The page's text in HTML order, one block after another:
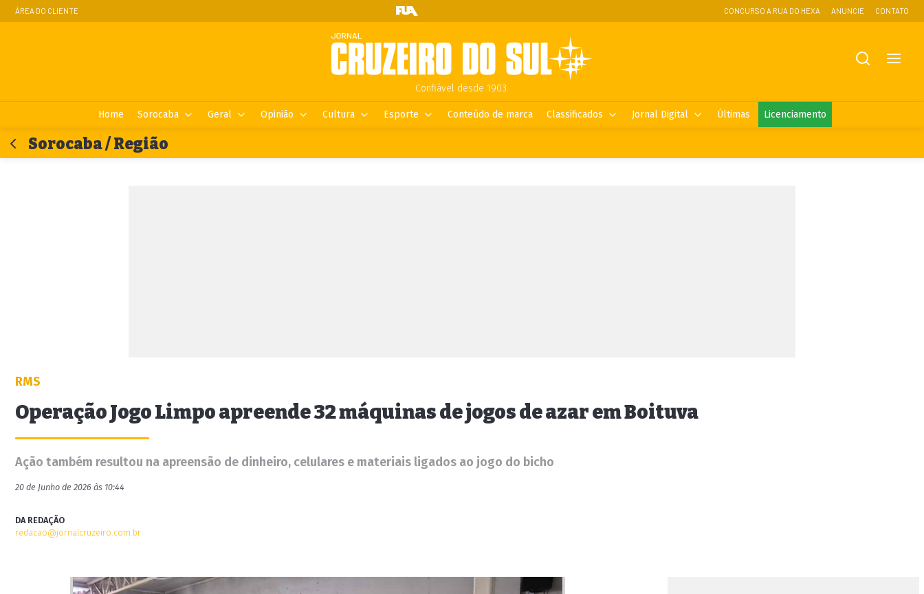
ÁREA DO CLIENTE CONCURSO A RUA DO HEXA ANUNCIE CONTATO
Confiável desde 1903.
Home Sorocaba Geral Opinião Cultura Esporte Conteúdo de marca Classificados Jornal Digital Últimas Licenciamento
Sorocaba / Região
RMS
Operação Jogo Limpo apreende 32 máquinas de jogos de azar em Boituva
Ação também resultou na apreensão de dinheiro, celulares e materiais ligados ao jogo do bicho
20 de Junho de 2026 às 10:44
DA REDAÇÃO
redacao@jornalcruzeiro.com.br